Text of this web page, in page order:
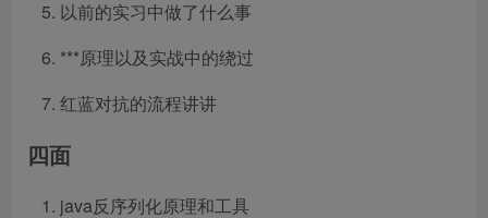
以前的实习中做了什么事
***原理以及实战中的绕过
红蓝对抗的流程讲讲
四面
java反序列化原理和工具